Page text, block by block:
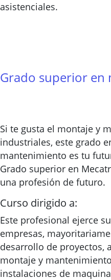
asistenciales.
Grado superior en
Si te gusta el montaje y
industriales, este grado
mantenimiento es tu
Grado superior en
una profesión de futuro.
Curso dirigido a:
Este profesional ejerce
empresas,
desarrollo de proyectos,
montaje y
instalaciones de